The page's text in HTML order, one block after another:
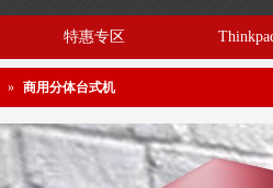
特惠专区
» 商用分体台式机